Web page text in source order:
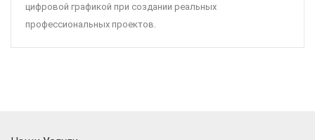
цифровой графикой при создании реальных
профессиональных проектов.